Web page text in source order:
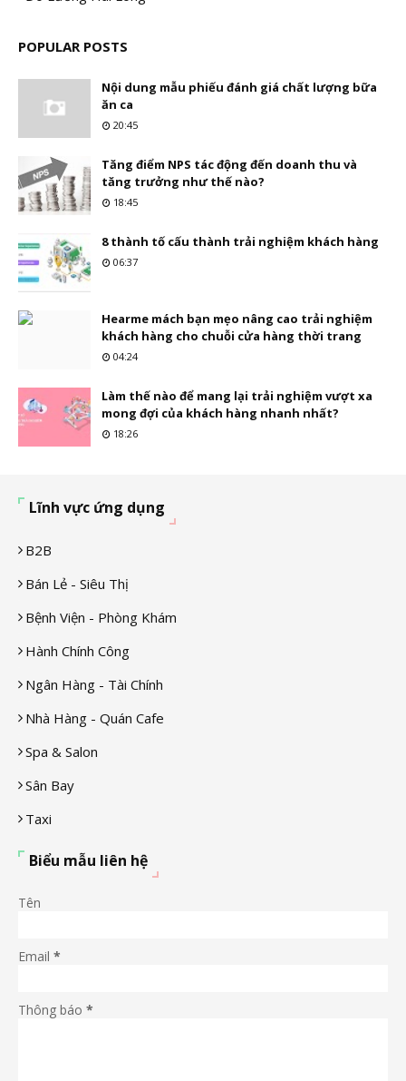
POPULAR POSTS
Nội dung mẫu phiếu đánh giá chất lượng bữa
ăn ca
20:45
Tăng điểm NPS tác động đến doanh thu và
tăng trưởng như thế nào?
18:45
8 thành tố cấu thành trải nghiệm khách hàng
06:37
Hearme mách bạn mẹo nâng cao trải nghiệm
khách hàng cho chuỗi cửa hàng thời trang
04:24
Làm thế nào để mang lại trải nghiệm vượt xa
mong đợi của khách hàng nhanh nhất?
18:26
Lĩnh vực ứng dụng
B2B
Bán Lẻ - Siêu Thị
Bệnh Viện - Phòng Khám
Hành Chính Công
Ngân Hàng - Tài Chính
Nhà Hàng - Quán Cafe
Spa & Salon
Sân Bay
Taxi
Biểu mẫu liên hệ
Tên
Email *
Thông báo *